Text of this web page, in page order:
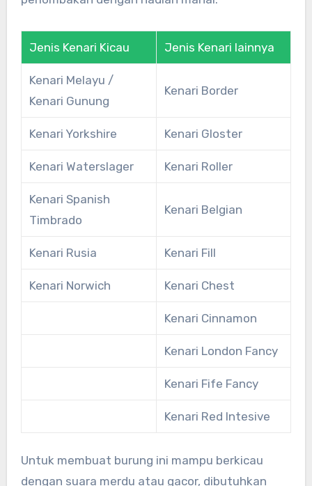
Jenis Kenari Kicau Jenis Kenari lainnya
Kenari Melayu /
Kenari Gunung
Kenari Border
Kenari Yorkshire Kenari Gloster
Kenari Waterslager Kenari Roller
Kenari Spanish
Timbrado
Kenari Belgian
Kenari Rusia Kenari Fill
Kenari Norwich Kenari Chest
Kenari Cinnamon
Kenari London Fancy
Kenari Fife Fancy
Kenari Red Intesive
Untuk membuat burung ini mampu berkicau
dengan suara merdu atau gacor, dibutuhkan